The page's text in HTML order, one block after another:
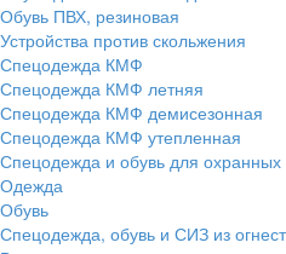
Обувь ПВХ, резиновая
Устройства против скольжения
Спецодежда КМФ
Спецодежда КМФ летняя
Спецодежда КМФ демисезонная
Спецодежда КМФ утепленная
Спецодежда и обувь для охранных
Одежда
Обувь
Спецодежда, обувь и СИЗ из